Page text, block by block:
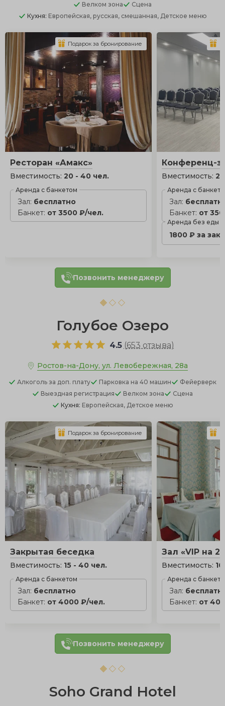
Велком зона
Сцена
Кухня: Европейская, русская, смешанная, Детское меню
Ресторан «Амакс»
Вместимость: 20 - 40 чел.
Аренда с банкетом
Зал: бесплатно
Банкет: от 3500 ₽/чел.
Подарок за бронирование
Конференц-
Вместимость:
Аренда с
Зал:
Банкет: от
Аренда без еды
1800 ₽ за
Позвонить менеджеру
Голубое Озеро
4.5 (653 отзыва)
Ростов-на-Дону, ул. Левобережная, 28a
Алкоголь за доп. плату Парковка на 40 машин
Фейерверк
Выездная регистрация
Велком зона
Сцена
Кухня: Европейская, Детское меню
Закрытая беседка
Вместимость: 15 - 40 чел.
Аренда с банкетом
Зал: бесплатно
Банкет: от 4000 ₽/чел.
Подарок за бронирование
Зал «VIP на
Вместимость:
Аренда с
Зал:
Банкет: от
Позвонить менеджеру
Soho Grand Hotel